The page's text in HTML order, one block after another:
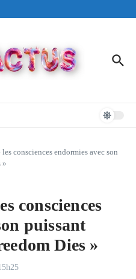
consciences endormies avec son
»
consciences
puissant
Dies »